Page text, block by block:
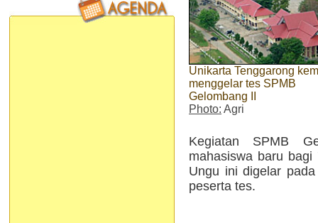
Unikarta Tenggarong
menggelar tes SPMB
Gelombang II
Photo: Agri
Kegiatan SPMB
mahasiswa baru
Ungu ini digelar
peserta tes.